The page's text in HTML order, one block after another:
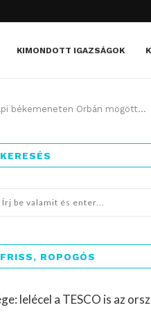
KIMONDOTT IGAZSÁGOK
békemeneten Orbán mögött…
KERESÉS
FRISS, ROPOGÓS
lelécel a TESCO is az